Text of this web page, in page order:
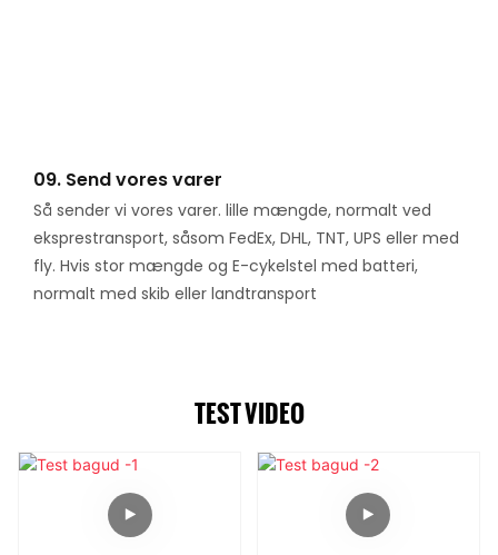
09. Send vores varer
Så sender vi vores varer. lille mængde, normalt ved
eksprestransport, såsom FedEx, DHL, TNT, UPS eller med
fly. Hvis stor mængde og E-cykelstel med batteri,
normalt med skib eller landtransport
TEST VIDEO